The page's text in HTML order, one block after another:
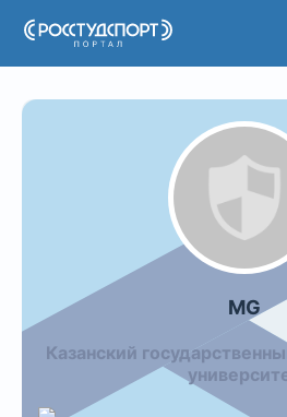
Порталстуденческого спорта
MG
Казанский
Команда MG